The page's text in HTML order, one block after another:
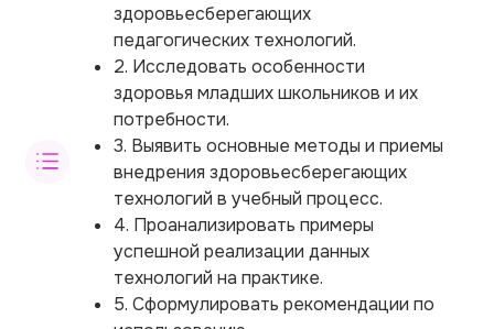
здоровьесберегающих
педагогических технологий.
2. Исследовать особенности
здоровья младших школьников и их
потребности.
3. Выявить основные методы и приемы
внедрения здоровьесберегающих
технологий в учебный процесс.
4. Проанализировать примеры
успешной реализации данных
технологий на практике.
5. Сформулировать рекомендации по